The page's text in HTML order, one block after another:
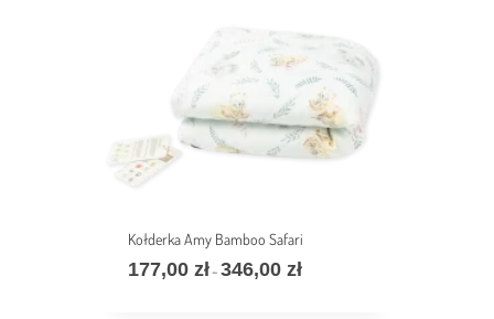
Kołderka Amy Bamboo Safari
177,00 zł– 346,00 złZakres